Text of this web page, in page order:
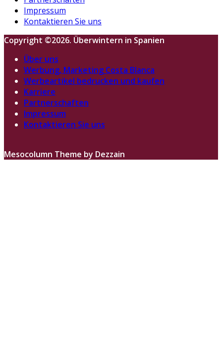
Impressum
Kontaktieren Sie uns
Copyright ©2026. Überwintern in Spanien
Über uns
Werbung, Marketing Costa Blanca
Werbeartikel bedrucken und kaufen
Karriere
Partnerschaften
Impressum
Kontaktieren Sie uns
Mesocolumn Theme by Dezzain